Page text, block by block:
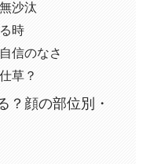
沙汰
時
信のなさ
草？
？顔の部位別・